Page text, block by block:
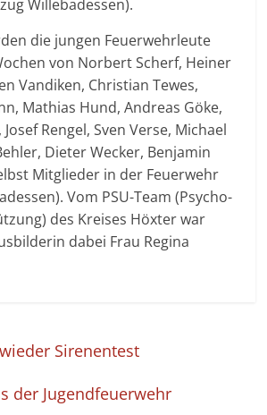
Willebadessen).
die jungen Feuerwehrleute
von Norbert Scherf, Heiner
Vandiken, Christian Tewes,
Mathias Hund, Andreas Göke,
Rengel, Sven Verse, Michael
Dieter Wecker, Benjamin
Mitglieder in der Feuerwehr
Vom PSU-Team (Psycho-
des Kreises Höxter war
dabei Frau Regina
Sirenentest
der Jugendfeuerwehr